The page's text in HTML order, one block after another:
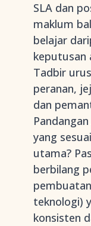
SLA dan
maklum
belajar
keputusan
Tadbir
peranan,
dan
yang
utama?
berbilang
teknologi)
konsisten